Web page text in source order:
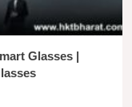
Glasses |